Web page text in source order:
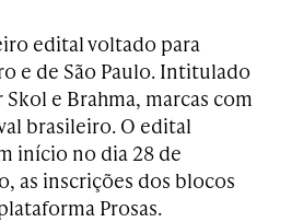
edital voltado para
e de São Paulo. Intitulado
e Brahma, marcas com
brasileiro. O edital
início no dia 28 de
as inscrições dos blocos
Prosas.